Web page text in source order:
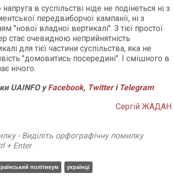
в суспільстві ніде не подінеться ні з
передвиборчої кампанії, ні з
"нової владної вертикалі". З тієї простої
стає очевидною неприйнятність
для тієї частини суспільства, яка не
"домовитись посередині". І смішного в
нічого.
UAINFO уFacebook, Twitter і Telegram
Сергій ЖАДАН
- Виділіть орфографічну помилку
+ Enter
політикум українці